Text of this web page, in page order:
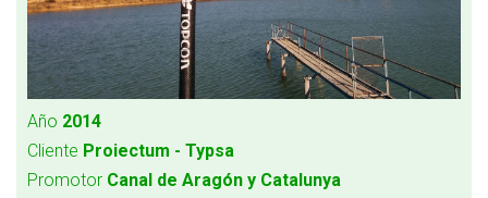
Año 2014
Cliente Proiectum - Typsa
Promotor Canal de Aragón y Catalunya